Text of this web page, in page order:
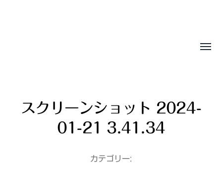
スクリーンショット 2024-
01-21 3.41.34
カテゴリー: